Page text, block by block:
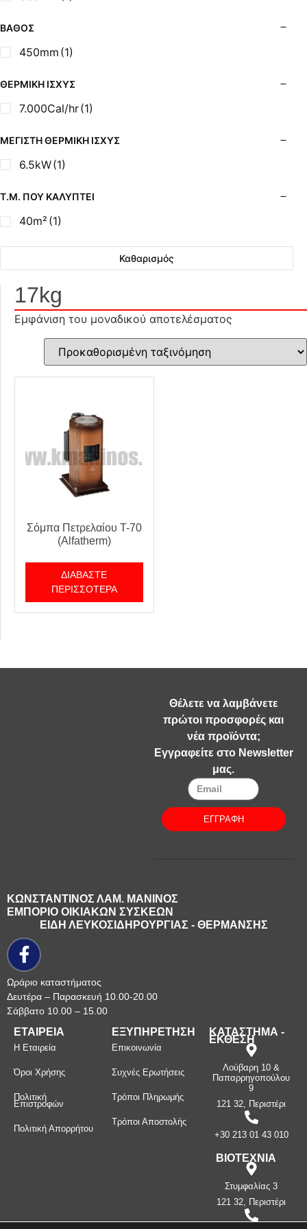
Σόμπες Ξύλου από Ατσάλι με Φούρνο
Σόμπες Πετρελαίου (Alfatherm)
Σόμπες Πετρελαίου (Assos)
Σόμπες Πετρελαίου (StarStoves)
Σόμπες Πετρελαίου (ΟΒΕΛ)
Σόμπες Πετρελαίου Αερόθερμες (Agorastos)
Σόμπες Υγραερίου
Σούβλες - Εργαλεία Ψησίματος BBQ
Σωλήνες (Μπουριά), Εξαρτήματα Σόμπας
Τζάκια - Εστίες
Ψησταριές
ΒΆΘΟΣ
450mm (1)
ΘΕΡΜΙΚΉ ΙΣΧΎΣ
7.000Cal/hr(1)
ΜΈΓΙΣΤΗ ΘΕΡΜΙΚΉ ΙΣΧΎΣ
6.5kW(1)
Τ.Μ. ΠΟΥ ΚΑΛΎΠΤΕΙ
40m² (1)
Καθαρισμός
17kg
Εμφάνιση του μοναδικού αποτελέσματος
Σόμπα Πετρελαίου T-70
(Alfatherm)
ΔΙΑΒΆΣΤΕ
ΠΕΡΙΣΣΌΤΕΡΑ
Θέλετε να λαμβάνετε
πρώτοι προσφορές και
νέα προϊόντα;
Εγγραφείτε στο Newsletter
μας.
ΕΓΓΡΑΦΗ
ΚΩΝΣΤΑΝΤΙΝΟΣ ΛΑΜ. ΜΑΝΙΝΟΣ
ΕΜΠΟΡΙΟ ΟΙΚΙΑΚΩΝ ΣΥΣΚΕΩΝ
ΕΙΔΗ ΛΕΥΚΟΣΙΔΗΡΟΥΡΓΙΑΣ - ΘΕΡΜΑΝΣΗΣ
Ωράριο καταστήματος
Δευτέρα – Παρασκευή 10.00-20.00
Σάββατο 10.00 – 15.00
ΕΤΑΙΡΕΙΑ
Η Εταιρεία
Όροι Χρήσης
Πολιτική
Επιστροφών
Πολιτική Απορρήτου
ΕΞΥΠΗΡΕΤΗΣΗ
Επικοινωνία
Συχνές Ερωτήσεις
Τρόποι Πληρωμής
Τρόποι Αποστολής
ΚΑΤΑΣΤΗΜΑ -
ΕΚΘΕΣΗ
Λούβαρη 10 &
Παπαρρηγοπούλου
9
121 32, Περιστέρι
+30 213 01 43 010
ΒΙΟΤΕΧΝΙΑ
Στυμφαλίας 3
121 32, Περιστέρι